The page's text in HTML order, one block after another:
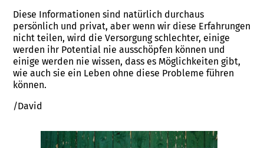
Diese Informationen sind natürlich durchaus
persönlich und privat, aber wenn wir diese Erfahrungen
nicht teilen, wird die Versorgung schlechter, einige
werden ihr Potential nie ausschöpfen können und
einige werden nie wissen, dass es Möglichkeiten gibt,
wie auch sie ein Leben ohne diese Probleme führen
können.
/David